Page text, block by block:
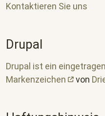
Kontaktieren Sie uns
Drupal
Drupal ist ein
Markenzeichen
von